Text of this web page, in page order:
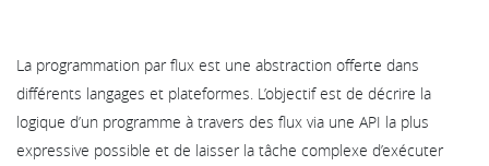
La programmation par flux est une abstraction offerte dans
différents langages et plateformes. L’objectif est de décrire la
logique d’un programme à travers des flux via une API la plus
expressive possible et de laisser la tâche complexe d’exécuter